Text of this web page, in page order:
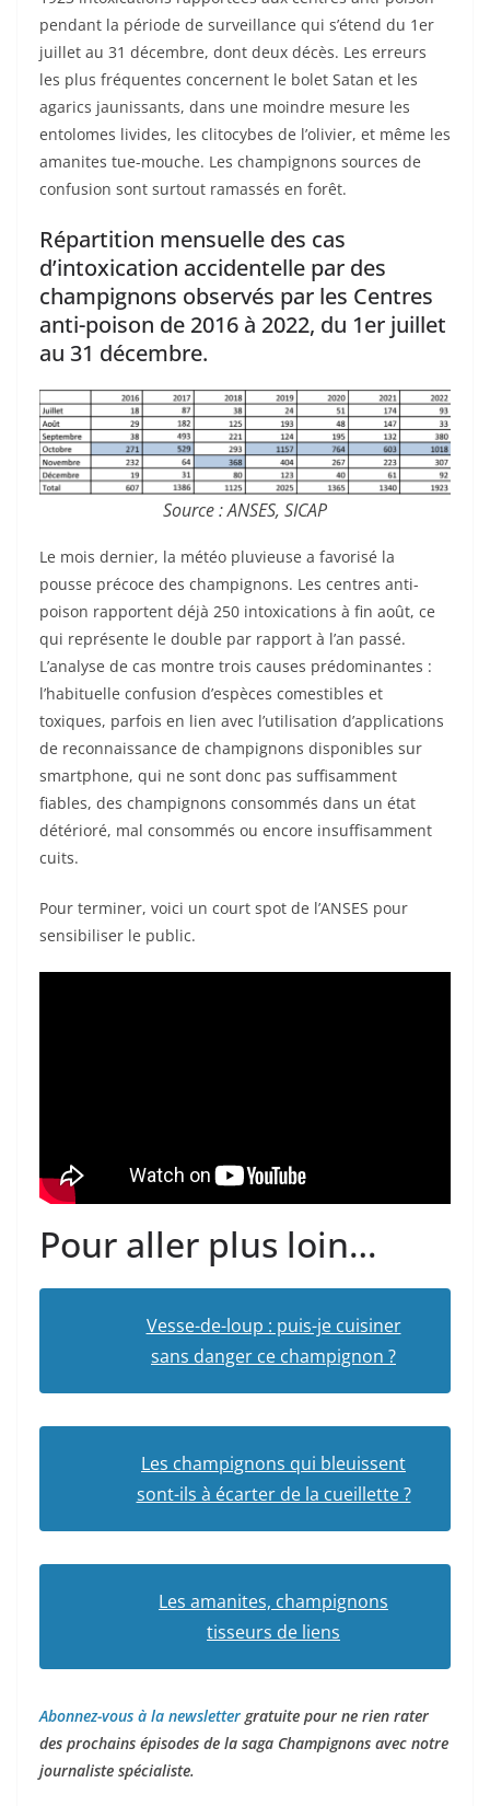
pendant la période de surveillance qui s’étend du 1er
juillet au 31 décembre, dont deux décès. Les erreurs
les plus fréquentes concernent le bolet Satan et les
agarics jaunissants, dans une moindre mesure les
entolomes livides, les clitocybes de l’olivier, et même les
amanites tue-mouche. Les champignons sources de
confusion sont surtout ramassés en forêt.
Répartition mensuelle des cas
d’intoxication accidentelle par des
champignons observés par les Centres
anti-poison de 2016 à 2022, du 1er juillet
au 31 décembre.
Source : ANSES, SICAP
Le mois dernier, la météo pluvieuse a favorisé la
pousse précoce des champignons. Les centres anti-
poison rapportent déjà 250 intoxications à fin août, ce
qui représente le double par rapport à l’an passé.
L’analyse de cas montre trois causes prédominantes :
l’habituelle confusion d’espèces comestibles et
toxiques, parfois en lien avec l’utilisation d’applications
de reconnaissance de champignons disponibles sur
smartphone, qui ne sont donc pas suffisamment
fiables, des champignons consommés dans un état
détérioré, mal consommés ou encore insuffisamment
cuits.
Pour terminer, voici un court spot de l’ANSES pour
sensibiliser le public.
Pour aller plus loin…
Vesse-de-loup : puis-je cuisiner
sans danger ce champignon ?
Les champignons qui bleuissent
sont-ils à écarter de la cueillette ?
Les amanites, champignons
tisseurs de liens
Abonnez-vous à la newsletter gratuite pour ne rien rater
des prochains épisodes de la saga Champignons avec notre
journaliste spécialiste.